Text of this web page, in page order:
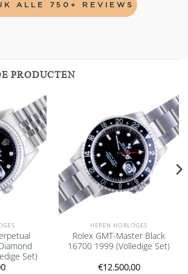
ALLE 750+ REVIEWS
PRODUCTEN
Add to
wishlist
Set)
Add to
wishlist
HEREN HORLOGES
Rolex GMT-Master Black
16700 1999 (Volledige Set)
€12.500,00